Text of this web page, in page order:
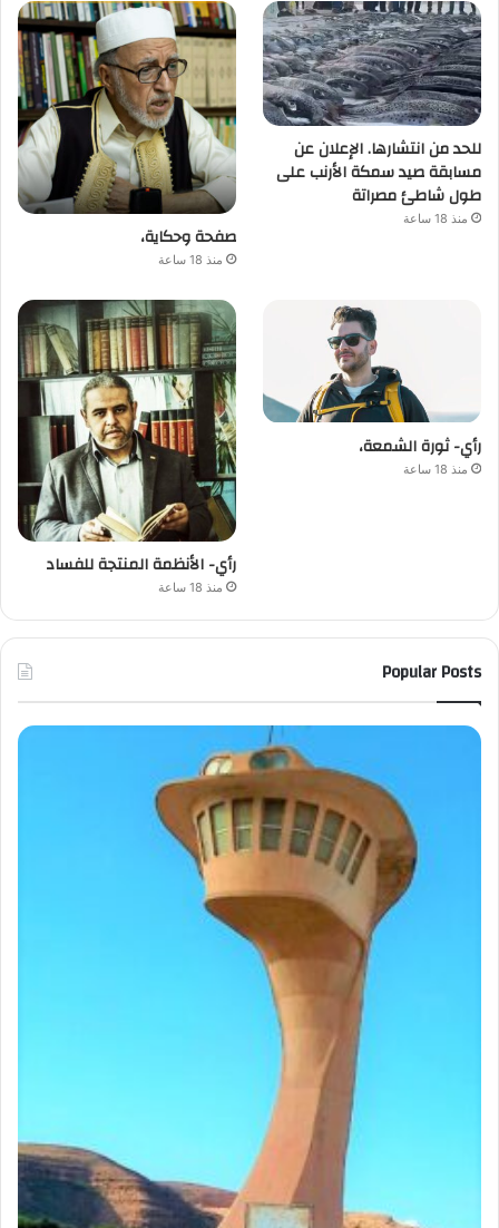
للحد من انتشارها. الإعلان عن
مسابقة صيد سمكة الأرنب على
طول شاطئ مصراتة
منذ 18 ساعة
صفحة وحكاية،
منذ 18 ساعة
رأي- ثورة الشمعة،
منذ 18 ساعة
رأي- الأنظمة المنتجة للفساد
منذ 18 ساعة
Popular Posts